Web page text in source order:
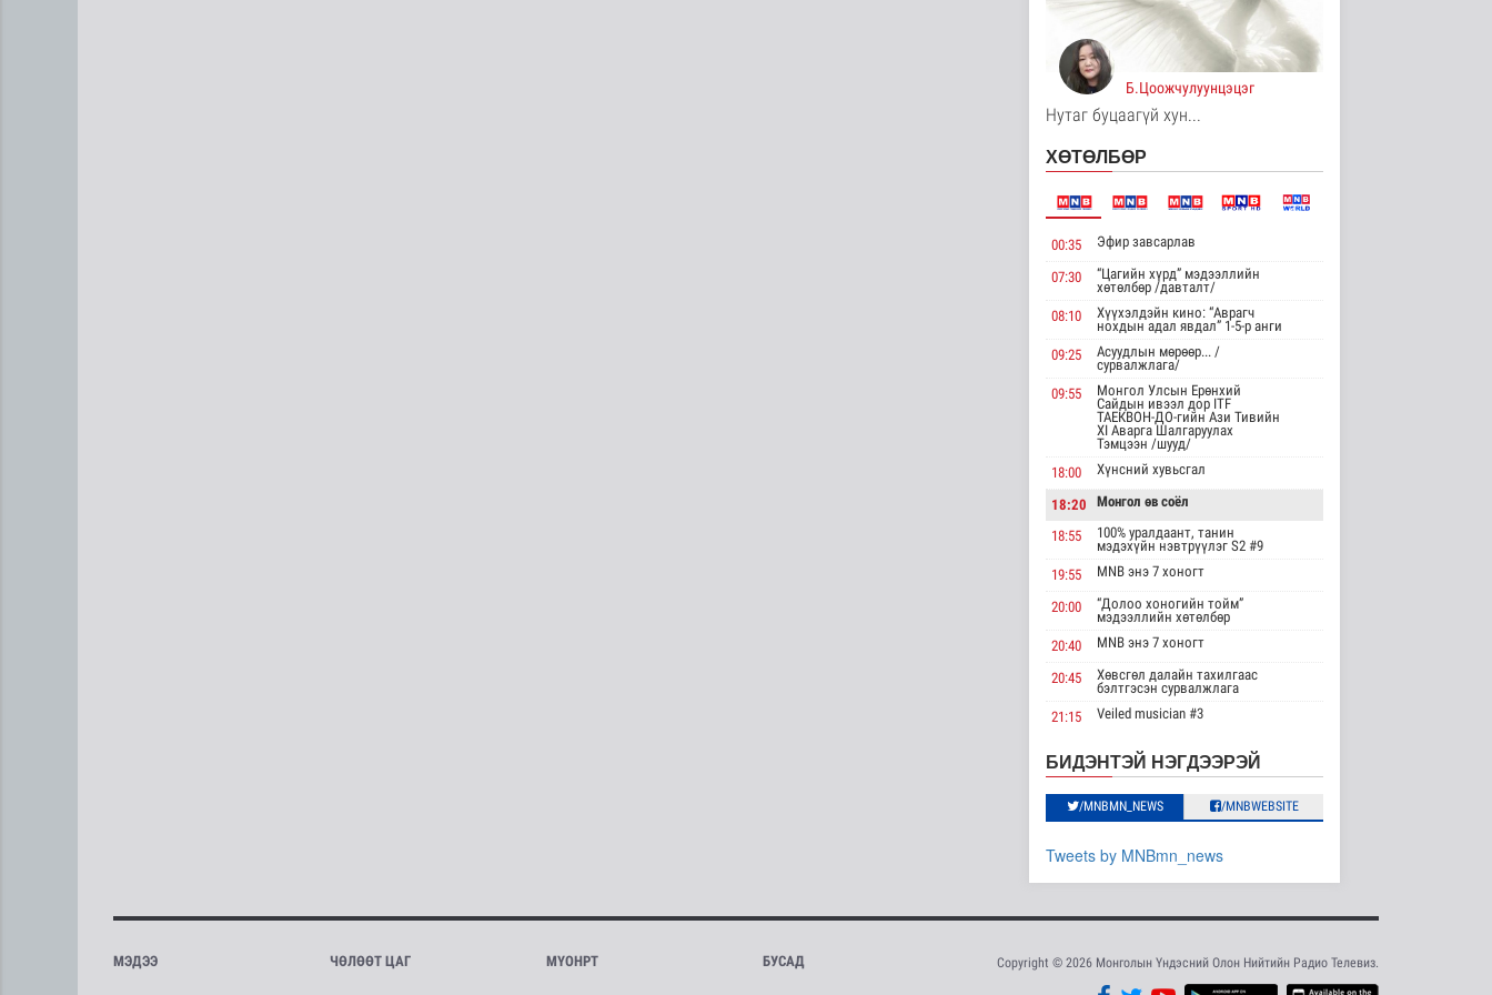
Хөдөө орон нутагт
нийлүүлэлтийг хоёр да..
Нийгэм
9 цаг 9 минутын өмнө
Байгаль орчин
Монгол Улсын Төрийн
дуулал
Энтертайнмент
13 цаг 37 минутын өмнө
мэдээллийн хөтөлбөр
/2026.08.08/
Нийгэм
23 цаг 41 минутын өмнө
Хүүхэд залуус, бизнес
инкубат..
Нийгэм
2026-08-08 17:16
Сүхбаатар суманд
ын хүчин ча..
Улс төр
2026-08-08 17:02
агуулахууд эхнээсээ
ашиглалтад орох..
Улс төр
2026-08-08 15:56
ЦАГ АГААР:
Улаанбаатарт шөнөдөө
21 хэм дулаан
Хүүхдийн эрүүл,
аюулгүй орчинд
Б.Цоожчулуунцэцэг
Нутаг буцаагүй хун...
ХӨТӨЛБӨР
00:35 Эфир завсарлав
07:30
“Цагийн хүрд” мэдээллийн
хөтөлбөр /давталт/
08:10
Хүүхэлдэйн кино: “Аврагч
нохдын адал явдал” 1-5-р анги
09:25
Асуудлын мөрөөр... /
сурвалжлага/
09:55
Монгол Улсын Ерөнхий
Сайдын ивээл дор ITF
ТАЕКВОН-ДО-гийн Ази Тивийн
XI Аварга Шалгаруулах
Тэмцээн /шууд/
18:00
Хүнсний хувьсгал
18:20 Монгол өв соёл
18:55
100% уралдаант, танин
мэдэхүйн нэвтрүүлэг S2 #9
19:55
MNB энэ 7 хоногт
20:00
“Долоо хоногийн тойм”
мэдээллийн хөтөлбөр
20:40
MNB энэ 7 хоногт
20:45
Хөвсгөл далайн тахилгаас
бэлтгэсэн сурвалжлага
21:15
Veiled musician #3
23:35
“Гэрэлтэй цонх” үдшийн
хөтөлбөр
БИДЭНТЭЙ НЭГДЭЭРЭЙ
/MNBMN_NEWS /MNBWEBSITE
Tweets by MNBmn_news
МЭДЭЭ ЧӨЛӨӨТ ЦАГ МҮОНРТ БУСАД Copyright © 2026 Монголын Үндэсний Олон Нийтийн Радио Телевиз.